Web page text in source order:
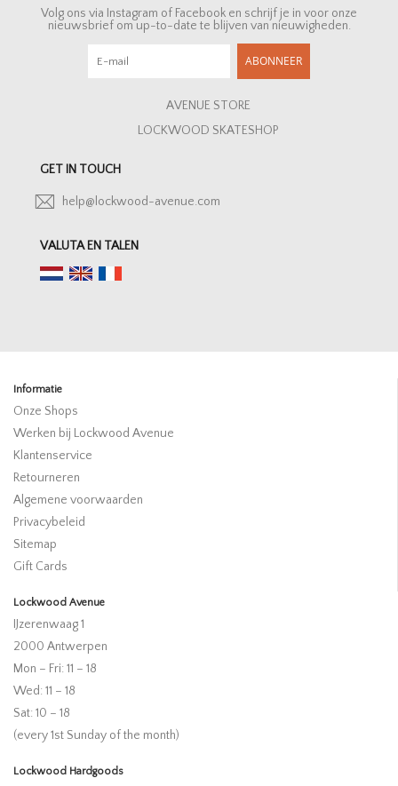
Volg ons via Instagram of Facebook en schrijf je in voor onze
nieuwsbrief om up-to-date te blijven van nieuwigheden.
ABONNEER
AVENUE STORE
LOCKWOOD SKATESHOP
GET IN TOUCH
help@lockwood-avenue.com
VALUTA EN TALEN
Informatie
Onze Shops
Werken bij Lockwood Avenue
Klantenservice
Retourneren
Algemene voorwaarden
Privacybeleid
Sitemap
Gift Cards
Lockwood Avenue
IJzerenwaag 1
2000 Antwerpen
Mon – Fri: 11 – 18
Wed: 11 – 18
Sat: 10 – 18
(every 1st Sunday of the month)
Lockwood Hardgoods